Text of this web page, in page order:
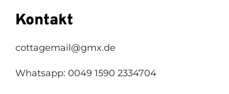
Kontakt
cottagemail@gmx.de
Whatsapp: 0049 1590 2334704